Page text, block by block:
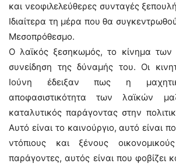
και νεοφιλελεύθερες συνταγές
Ιδιαίτερα τη μέρα που θα
Μεσοπρόθεσμο.
Ο λαϊκός ξεσηκωμός, το κίνημα των
συνείδηση της δύναμής του. Οι
Ιούνη έδειξαν πως η
αποφασιστικότητα των λαϊκών
καταλυτικός παράγοντας στην
Αυτό είναι το καινούργιο, αυτό είναι
ντόπιους και ξένους
παράγοντες, αυτός είναι που φοβίζει